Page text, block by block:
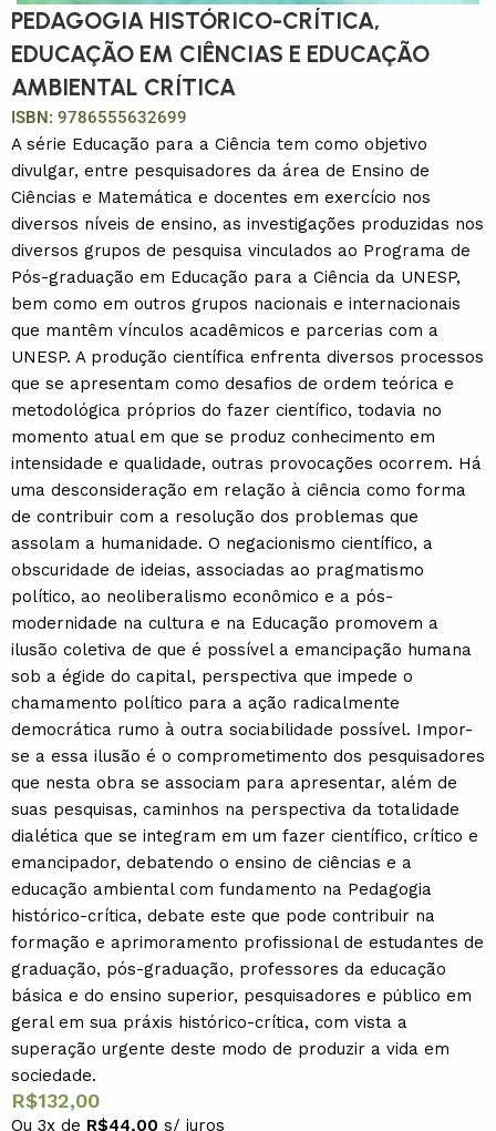
PEDAGOGIA HISTÓRICO-CRÍTICA,
EDUCAÇÃO EM CIÊNCIAS E EDUCAÇÃO
AMBIENTAL CRÍTICA
ISBN: 9786555632699
A série Educação para a Ciência tem como objetivo
divulgar, entre pesquisadores da área de Ensino de
Ciências e Matemática e docentes em exercício nos
diversos níveis de ensino, as investigações produzidas nos
diversos grupos de pesquisa vinculados ao Programa de
Pós-graduação em Educação para a Ciência da UNESP,
bem como em outros grupos nacionais e internacionais
que mantêm vínculos acadêmicos e parcerias com a
UNESP. A produção científica enfrenta diversos processos
que se apresentam como desafios de ordem teórica e
metodológica próprios do fazer científico, todavia no
momento atual em que se produz conhecimento em
intensidade e qualidade, outras provocações ocorrem. Há
uma desconsideração em relação à ciência como forma
de contribuir com a resolução dos problemas que
assolam a humanidade. O negacionismo científico, a
obscuridade de ideias, associadas ao pragmatismo
político, ao neoliberalismo econômico e a pós-
modernidade na cultura e na Educação promovem a
ilusão coletiva de que é possível a emancipação humana
sob a égide do capital, perspectiva que impede o
chamamento político para a ação radicalmente
democrática rumo à outra sociabilidade possível. Impor-
se a essa ilusão é o comprometimento dos pesquisadores
que nesta obra se associam para apresentar, além de
suas pesquisas, caminhos na perspectiva da totalidade
dialética que se integram em um fazer científico, crítico e
emancipador, debatendo o ensino de ciências e a
educação ambiental com fundamento na Pedagogia
histórico-crítica, debate este que pode contribuir na
formação e aprimoramento profissional de estudantes de
graduação, pós-graduação, professores da educação
básica e do ensino superior, pesquisadores e público em
geral em sua práxis histórico-crítica, com vista a
superação urgente deste modo de produzir a vida em
sociedade.
R$132,00
Ou 3x de R$44,00 s/ juros